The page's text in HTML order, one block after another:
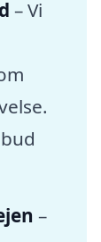
– Vi
–